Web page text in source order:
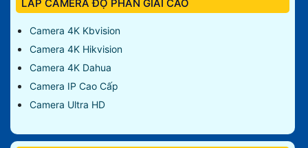
LẮP CAMERA ĐỘ PHÂN GIẢI CAO
Camera 4K Kbvision
Camera 4K Hikvision
Camera 4K Dahua
Camera IP Cao Cấp
Camera Ultra HD